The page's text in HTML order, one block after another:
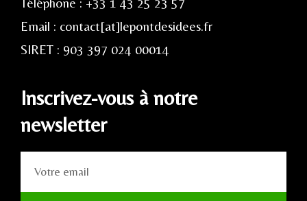
Email : contact[at]lepontdesidees.fr
SIRET : 903 397 024 00014
Inscrivez-vous à notre
newsletter